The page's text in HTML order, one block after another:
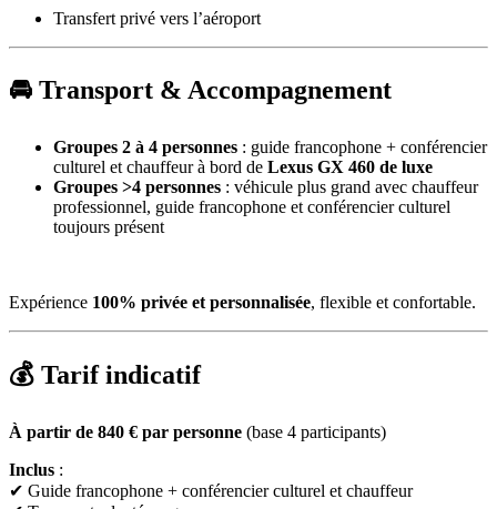
Transfert privé vers l’aéroport
🚘 Transport & Accompagnement
Groupes 2 à 4 personnes : guide francophone + conférencier
culturel et chauffeur à bord de Lexus GX 460 de luxe
Groupes >4 personnes : véhicule plus grand avec chauffeur
professionnel, guide francophone et conférencier culturel
toujours présent
Expérience 100% privée et personnalisée, flexible et confortable.
💰 Tarif indicatif
À partir de 840 € par personne (base 4 participants)
Inclus :
✔ Guide francophone + conférencier culturel et chauffeur